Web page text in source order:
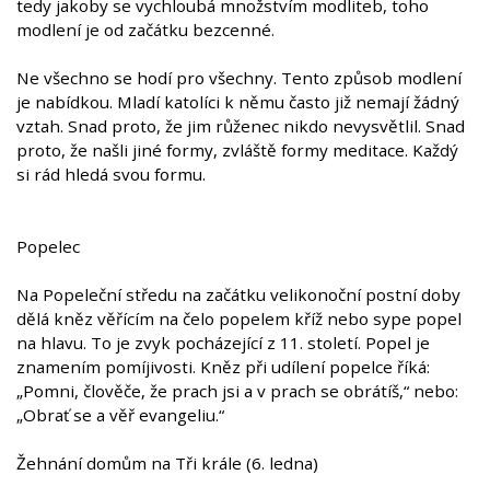
tedy jakoby se vychloubá množstvím modliteb, toho
modlení je od začátku bezcenné.
Ne všechno se hodí pro všechny. Tento způsob modlení
je nabídkou. Mladí katolíci k němu často již nemají žádný
vztah. Snad proto, že jim růženec nikdo nevysvětlil. Snad
proto, že našli jiné formy, zvláště formy meditace. Každý
si rád hledá svou formu.
Popelec
Na Popeleční středu na začátku velikonoční postní doby
dělá kněz věřícím na čelo popelem kříž nebo sype popel
na hlavu. To je zvyk pocházející z 11. století. Popel je
znamením pomíjivosti. Kněz při udílení popelce říká:
„Pomni, člověče, že prach jsi a v prach se obrátíš,“ nebo:
„Obrať se a věř evangeliu.“
Žehnání domům na Tři krále (6. ledna)